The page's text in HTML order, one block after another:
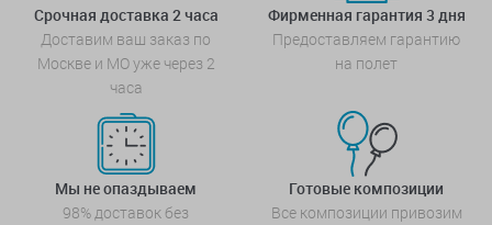
Срочная доставка 2 часа
Доставим ваш заказ по
Москве и МО уже через 2
часа
Фирменная гарантия 3 дня
Предоставляем гарантию
на полет
Мы не опаздываем
98% доставок без
Готовые композиции
Все композиции привозим